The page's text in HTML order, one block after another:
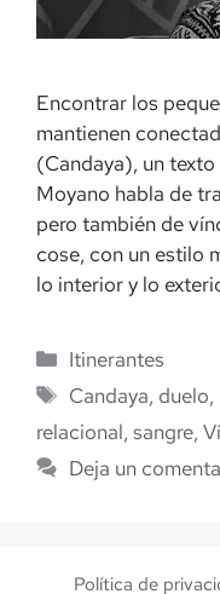
Encontrar los
mantienen
(Candaya), un
Moyano habla de
pero también de
cose, con un estilo
lo interior y lo
Categorías
Itinerantes
Etiquetas
Candaya, duelo,
relacional, sangre,
Deja un
Política de